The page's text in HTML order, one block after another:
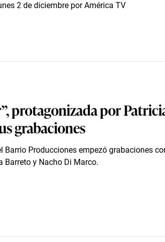
2 de diciembre por América TV
protagonizada por
grabaciones
Barrio Producciones empezó grabaciones
y Nacho Di Marco.